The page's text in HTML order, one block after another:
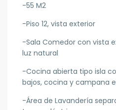
-55 M2
-Piso 12, vista exterior
-Sala Comedor con vista
luz natural
-Cocina abierta tipo isla
bajos, cocina y campana
-Área de Lavandería